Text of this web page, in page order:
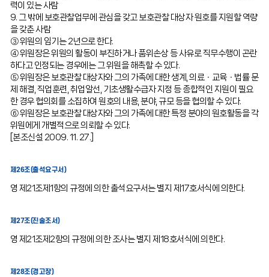
력이 있는 사람
9. 그 밖에 보호관찰업무에 관심을 갖고 보호관찰 대상자 원호를 지원할 역량
을 갖춘 사람
③ 위원의 임기는 2년으로 한다.
④ 위원장은 위원의 활동이 부진하거나 품위손상 등 사유로 직무수행이 곤란
하다고 인정되는 경우에는 그 위원을 해촉할 수 있다.
⑤ 위원장은 보호관찰 대상자와 그의 가족에 대한 생계, 의료ㆍ교육ㆍ법률 문
제 해결, 직업훈련, 취업알선, 기초생활수급자 지정 등 종합적인 지원이 필요
한 경우 협의회를 소집하여 원호의 내용, 분야, 규모 등을 협의할 수 있다.
⑥ 위원장은 보호관찰 대상자와 그의 가족에 대한 특정 분야의 원호활동을 각
위원에게 개별적으로 의뢰할 수 있다.
[본조신설 2009. 11. 27.]
제26조(출석요구서)
영 제21조제1항의 규정에 의한 출석요구서는 별지 제17호서식에 의한다.
제27조(진술조서)
영 제21조제2항의 규정에 의한 조사는 별지 제18호서식에 의한다.
제28조(경고장)